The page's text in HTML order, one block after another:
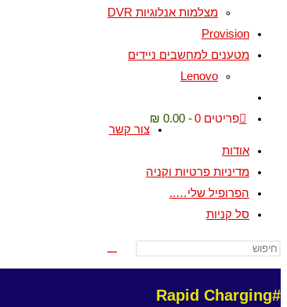
מצלמות אנלוגיות DVR
Provision
מטענים למחשבים ניידים
Lenovo
פריטים 0
0.00 ₪
צור קשר
אודות
מדיניות פרטיות וקניה
הפרופיל שלי…..
סל קניות
#Rapid Charging